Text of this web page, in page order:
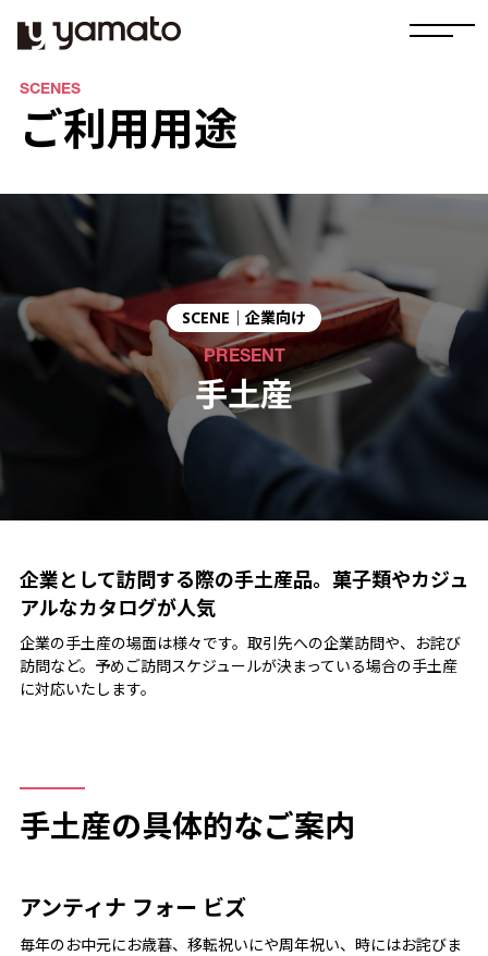
SCENES
ご利用用途
SCENE｜ 企業向け
PRESENT
手土産
企業として訪問する際の手土産品。菓子類やカジュ
アルなカタログが人気
企業の手土産の場面は様々です。取引先への企業訪問や、お詫び
訪問など。予めご訪問スケジュールが決まっている場合の手土産
に対応いたします。
手土産の具体的なご案内
アンティナ フォー ビズ
毎年のお中元にお歳暮、移転祝いにや周年祝い、時にはお詫びま